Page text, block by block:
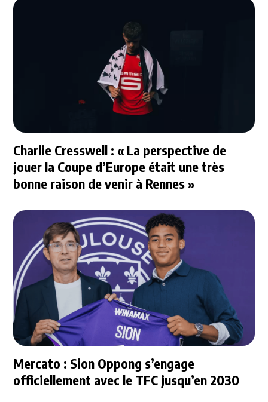
Charlie Cresswell : « La perspective de
jouer la Coupe d’Europe était une très
bonne raison de venir à Rennes »
Mercato : Sion Oppong s’engage
officiellement avec le TFC jusqu’en 2030